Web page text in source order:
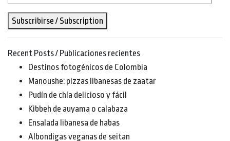
de
email
Subscribirse / Subscription
Recent Posts / Publicaciones recientes
Destinos fotogénicos de Colombia
Manoushe: pizzas libanesas de zaatar
Pudín de chía delicioso y fácil
Kibbeh de auyama o calabaza
Ensalada libanesa de habas
Albondigas veganas de seitan